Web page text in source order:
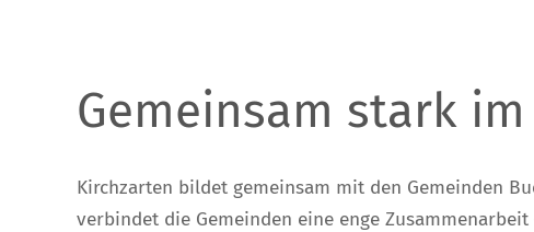
Gemeinsam stark
Kirchzarten bildet gemeinsam mit den Gemeinden
verbindet die Gemeinden eine enge